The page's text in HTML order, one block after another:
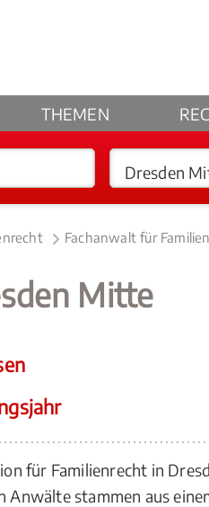
THEMEN
Fachanwalt für
Mitte
für Familienrecht in
stammen aus